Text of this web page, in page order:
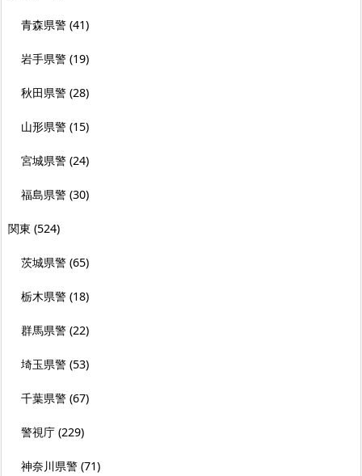
青森県警 (41)
岩手県警 (19)
秋田県警 (28)
山形県警 (15)
宮城県警 (24)
福島県警 (30)
関東 (524)
茨城県警 (65)
栃木県警 (18)
群馬県警 (22)
埼玉県警 (53)
千葉県警 (67)
警視庁 (229)
神奈川県警 (71)